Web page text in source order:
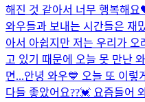
해진 것 같아서 너무 행복해
와우들과 보내는 시간들은 재
아서 아쉽지만 저는 우리가 오
고 있기 때문에 오늘 못 만난
면...안녕 와우💙 오늘 또 이렇
다들 좋았어요??💓 요즘들어